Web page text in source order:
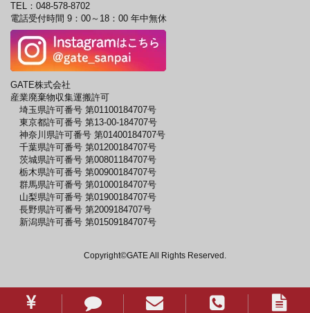
TEL： 048-578-8702
電話受付時間 9：00～18：00 年中無休
GATE株式会社
産業廃棄物収集運搬許可
埼玉県許可番号 第01100184707号
東京都許可番号 第13-00-184707号
神奈川県許可番号 第01400184707号
千葉県許可番号 第01200184707号
茨城県許可番号 第00801184707号
栃木県許可番号 第00900184707号
群馬県許可番号 第01000184707号
山梨県許可番号 第01900184707号
長野県許可番号 第2009184707号
新潟県許可番号 第01509184707号
Copyright©GATE All Rights Reserved.